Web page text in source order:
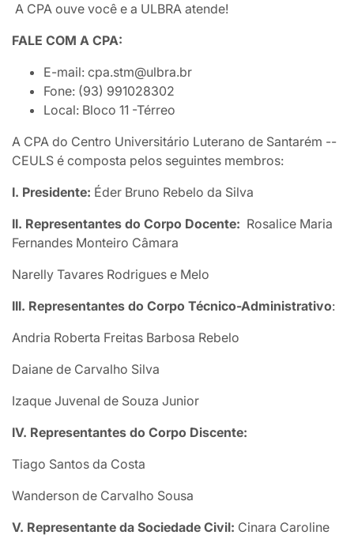
A CPA ouve você e a ULBRA atende!
FALE COM A CPA:
E-mail: cpa.stm@ulbra.br
Fone: (93) 991028302
Local: Bloco 11 -Térreo
A CPA do Centro Universitário Luterano de Santarém --
CEULS é composta pelos seguintes membros:
I. Presidente: Éder Bruno Rebelo da Silva
II. Representantes do Corpo Docente: Rosalice Maria
Fernandes Monteiro Câmara
Narelly Tavares Rodrigues e Melo
III. Representantes do Corpo Técnico-Administrativo:
Andria Roberta Freitas Barbosa Rebelo
Daiane de Carvalho Silva
Izaque Juvenal de Souza Junior
IV. Representantes do Corpo Discente:
Tiago Santos da Costa
Wanderson de Carvalho Sousa
V. Representante da Sociedade Civil: Cinara Caroline